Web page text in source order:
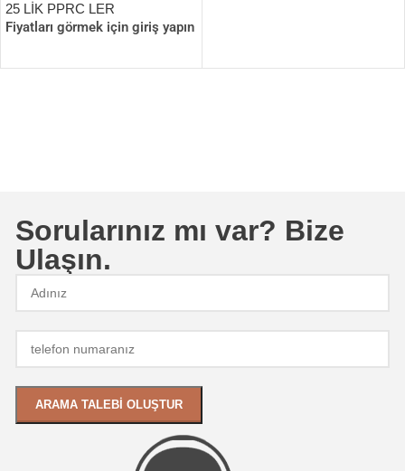
25 LİK PPRC LER
Fiyatları görmek için giriş yapın
Sorularınız mı var? Bize
Ulaşın.